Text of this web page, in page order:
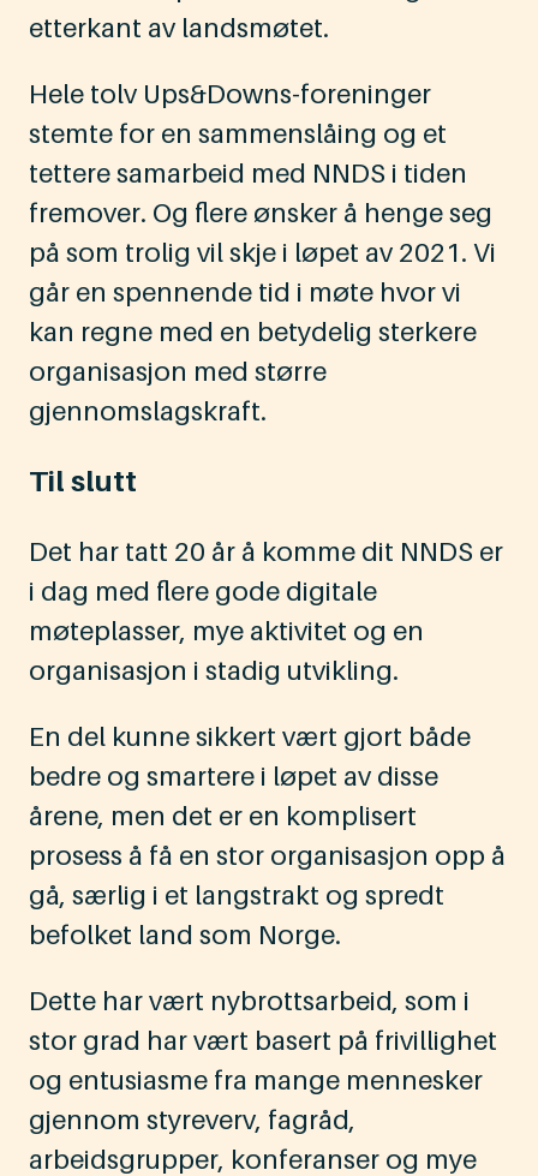
etterkant av landsmøtet.
Hele tolv Ups&Downs-foreninger
stemte for en sammenslåing og et
tettere samarbeid med NNDS i tiden
fremover. Og flere ønsker å henge seg
på som trolig vil skje i løpet av 2021. Vi
går en spennende tid i møte hvor vi
kan regne med en betydelig sterkere
organisasjon med større
gjennomslagskraft.
Til slutt
Det har tatt 20 år å komme dit NNDS er
i dag med flere gode digitale
møteplasser, mye aktivitet og en
organisasjon i stadig utvikling.
En del kunne sikkert vært gjort både
bedre og smartere i løpet av disse
årene, men det er en komplisert
prosess å få en stor organisasjon opp å
gå, særlig i et langstrakt og spredt
befolket land som Norge.
Dette har vært nybrottsarbeid, som i
stor grad har vært basert på frivillighet
og entusiasme fra mange mennesker
gjennom styreverv, fagråd,
arbeidsgrupper, konferanser og mye